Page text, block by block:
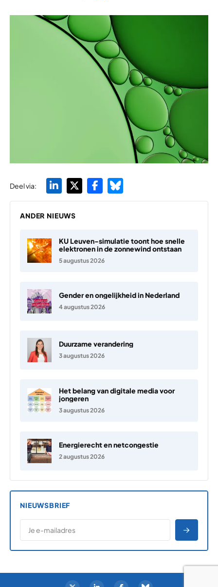
Deel via:
ANDER NIEUWS
KU Leuven-simulatie toont hoe snelle
elektronen in de zonnewind ontstaan
5 augustus 2026
Gender en ongelijkheid in Nederland
4 augustus 2026
Duurzame verandering
3 augustus 2026
Het belang van digitale media voor
jongeren
3 augustus 2026
Energierecht en netcongestie
2 augustus 2026
NIEUWSBRIEF
E-MAILADRES
*